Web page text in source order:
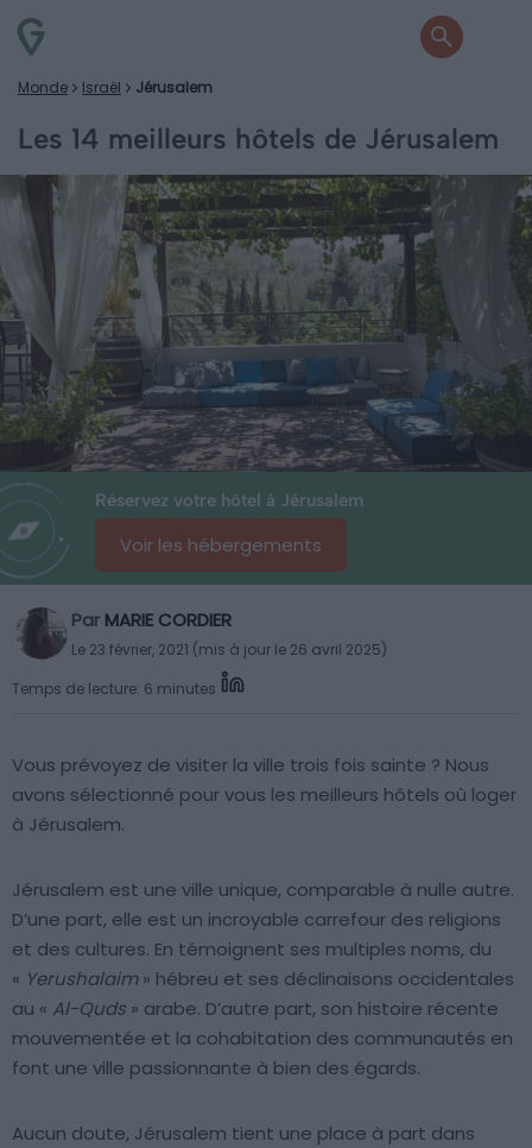
Monde Israël Jérusalem
Les 14 meilleurs hôtels de Jérusalem
Réservez votre hôtel à Jérusalem
Voir les hébergements
Par MARIE CORDIER
Le 23 février, 2021 (mis à jour le 26 avril 2025)
Temps de lecture: 6 minutes
Vous prévoyez de visiter la ville trois fois sainte ? Nous
avons sélectionné pour vous les meilleurs hôtels où loger
à Jérusalem.
Jérusalem est une ville unique, comparable à nulle autre.
D’une part, elle est un incroyable carrefour des religions
et des cultures. En témoignent ses multiples noms, du
« Yerushalaim» hébreu et ses déclinaisons occidentales
au « Al-Quds » arabe. D’autre part, son histoire récente
mouvementée et la cohabitation des communautés en
font une ville passionnante à bien des égards.
Aucun doute, Jérusalem tient une place à part dans